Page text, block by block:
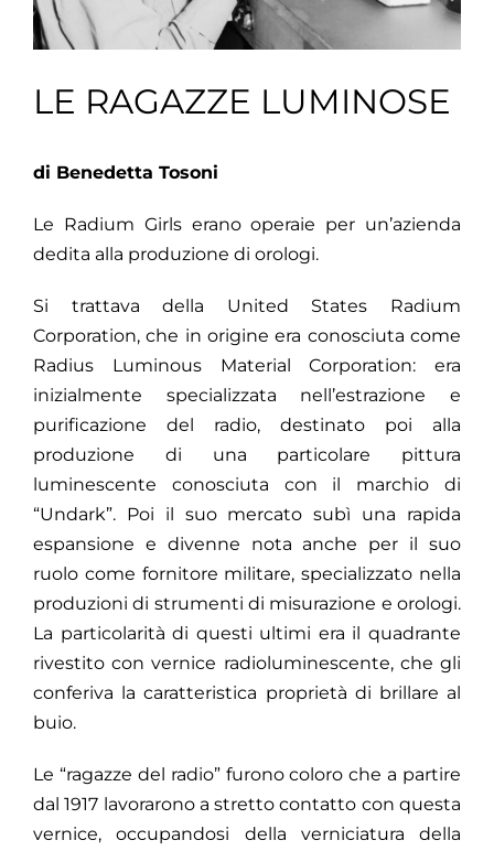
LE RAGAZZE LUMINOSE
di Benedetta Tosoni
Le Radium Girls erano operaie per un’azienda
dedita alla produzione di orologi.
Si trattava della United States Radium
Corporation, che in origine era conosciuta come
Radius Luminous Material Corporation: era
inizialmente specializzata nell’estrazione e
purificazione del radio, destinato poi alla
produzione di una particolare pittura
luminescente conosciuta con il marchio di
“Undark”. Poi il suo mercato subì una rapida
espansione e divenne nota anche per il suo
ruolo come fornitore militare, specializzato nella
produzioni di strumenti di misurazione e orologi.
La particolarità di questi ultimi era il quadrante
rivestito con vernice radioluminescente, che gli
conferiva la caratteristica proprietà di brillare al
buio.
Le “ragazze del radio” furono coloro che a partire
dal 1917 lavorarono a stretto contatto con questa
vernice, occupandosi della verniciatura della